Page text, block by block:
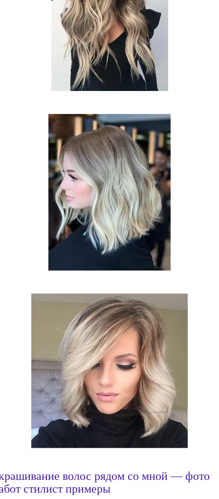
волос рядом со мной — фото
стилист примеры